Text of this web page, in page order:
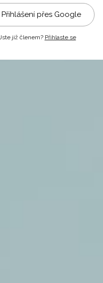
Přihlášení přes Google
Jste již členem? Přihlaste se